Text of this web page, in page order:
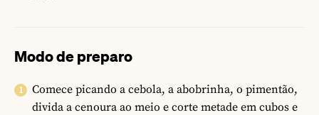
Modo de preparo
Comece picando a cebola, a abobrinha, o pimentão,
divida a cenoura ao meio e corte metade em cubos e